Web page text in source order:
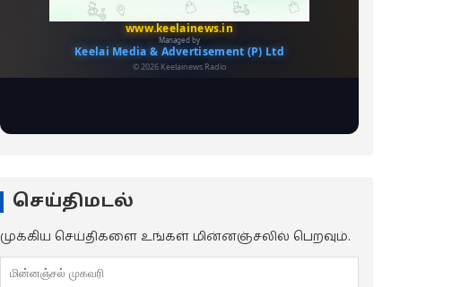
செய்திமடல்
முக்கிய செய்திகளை உங்கள் மின்னஞ்சலில் பெறவும்.